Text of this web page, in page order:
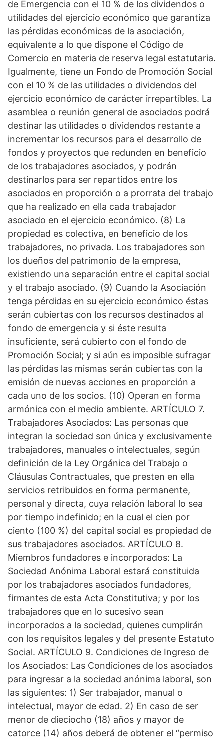
de Emergencia con el 10 % de los dividendos o
utilidades del ejercicio económico que garantiza
las pérdidas económicas de la asociación,
equivalente a lo que dispone el Código de
Comercio en materia de reserva legal estatutaria.
Igualmente, tiene un Fondo de Promoción Social
con el 10 % de las utilidades o dividendos del
ejercicio económico de carácter irrepartibles. La
asamblea o reunión general de asociados podrá
destinar las utilidades o dividendos restante a
incrementar los recursos para el desarrollo de
fondos y proyectos que redunden en beneficio
de los trabajadores asociados, y podrán
destinarlos para ser repartidos entre los
asociados en proporción o a prorrata del trabajo
que ha realizado en ella cada trabajador
asociado en el ejercicio económico. (8) La
propiedad es colectiva, en beneficio de los
trabajadores, no privada. Los trabajadores son
los dueños del patrimonio de la empresa,
existiendo una separación entre el capital social
y el trabajo asociado. (9) Cuando la Asociación
tenga pérdidas en su ejercicio económico éstas
serán cubiertas con los recursos destinados al
fondo de emergencia y si éste resulta
insuficiente, será cubierto con el fondo de
Promoción Social; y si aún es imposible sufragar
las pérdidas las mismas serán cubiertas con la
emisión de nuevas acciones en proporción a
cada uno de los socios. (10) Operan en forma
armónica con el medio ambiente. ARTÍCULO 7.
Trabajadores Asociados: Las personas que
integran la sociedad son única y exclusivamente
trabajadores, manuales o intelectuales, según
definición de la Ley Orgánica del Trabajo o
Cláusulas Contractuales, que presten en ella
servicios retribuidos en forma permanente,
personal y directa, cuya relación laboral lo sea
por tiempo indefinido; en la cual el cien por
ciento (100 %) del capital social es propiedad de
sus trabajadores asociados. ARTÍCULO 8.
Miembros fundadores e incorporados: La
Sociedad Anónima Laboral estará constituida
por los trabajadores asociados fundadores,
firmantes de esta Acta Constitutiva; y por los
trabajadores que en lo sucesivo sean
incorporados a la sociedad, quienes cumplirán
con los requisitos legales y del presente Estatuto
Social. ARTÍCULO 9. Condiciones de Ingreso de
los Asociados: Las Condiciones de los asociados
para ingresar a la sociedad anónima laboral, son
las siguientes: 1) Ser trabajador, manual o
intelectual, mayor de edad. 2) En caso de ser
menor de dieciocho (18) años y mayor de
catorce (14) años deberá de obtener el “permiso